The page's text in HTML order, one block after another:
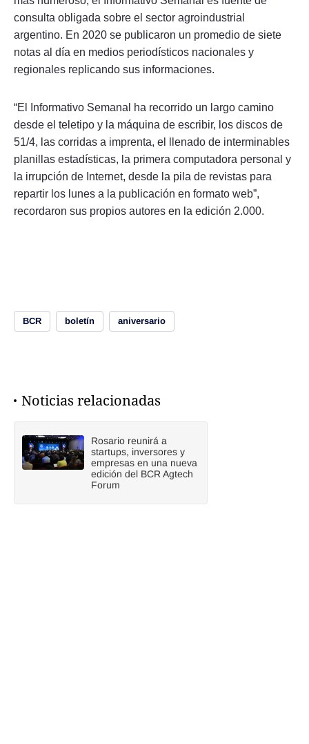
consulta obligada sobre el sector agroindustrial
argentino. En 2020 se publicaron un promedio de siete
notas al día en medios periodísticos nacionales y
regionales replicando sus informaciones.
“El Informativo Semanal ha recorrido un largo camino
desde el teletipo y la máquina de escribir, los discos de
51/4, las corridas a imprenta, el llenado de interminables
planillas estadísticas, la primera computadora personal y
la irrupción de Internet, desde la pila de revistas para
repartir los lunes a la publicación en formato web”,
recordaron sus propios autores en la edición 2.000.
BCR boletín aniversario
Noticias relacionadas
Rosario reunirá a
startups, inversores y
empresas en una nueva
edición del BCR Agtech
Forum